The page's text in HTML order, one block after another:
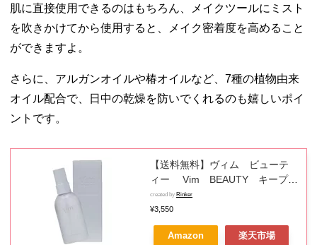
肌に直接使用できるのはもちろん、メイクツールにミスト
を吹きかけてから使用すると、メイク密着度を高めること
ができますよ。
さらに、アルガンオイルや椿オイルなど、7種の植物由来
オイル配合で、日中の乾燥を防いでくれるのも嬉しいポイ
ントです。
【送料無料】ヴィム ビューテ
ィー Vim BEAUTY キープコ
ンフィデンスミスト 80ml【ネ
コポス便】
created by Rinker
¥3,550
Amazon 楽天市場